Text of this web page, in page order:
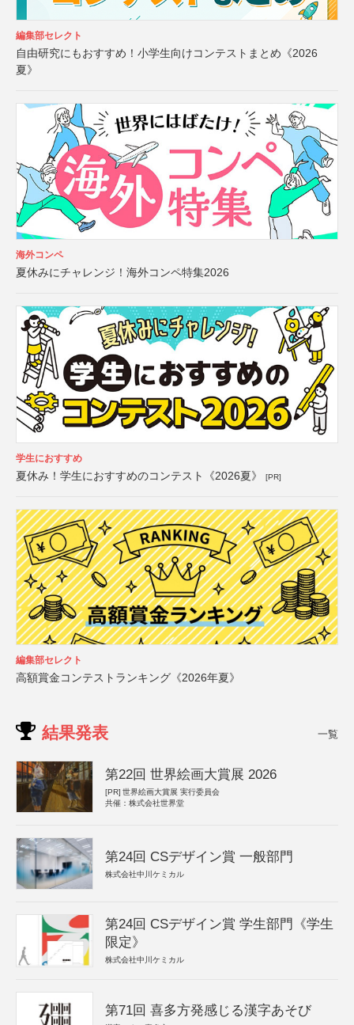
編集部セレクト
自由研究にもおすすめ！小学生向けコンテストまとめ《2026
夏》
海外コンペ
夏休みにチャレンジ！海外コンペ特集2026
学生におすすめ
夏休み！学生におすすめのコンテスト《2026夏》 [PR]
編集部セレクト
高額賞金コンテストランキング《2026年夏》
結果発表 一覧
第22回 世界絵画大賞展 2026
[PR] 世界絵画大賞展 実行委員会
共催：株式会社世界堂
第24回 CSデザイン賞 一般部門
株式会社中川ケミカル
第24回 CSデザイン賞 学生部門《学生
限定》
株式会社中川ケミカル
第71回 喜多方発感じる漢字あそび